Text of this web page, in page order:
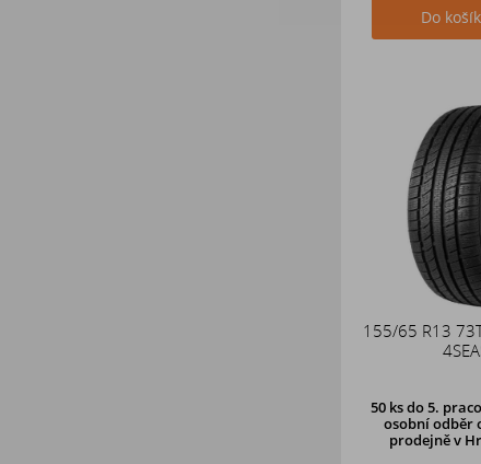
Do
155/65 R13
50 ks do 5.
osobní odběr
prodejněv